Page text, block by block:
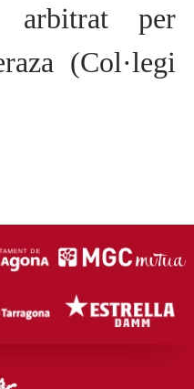
arbitrat per
(Col·legi